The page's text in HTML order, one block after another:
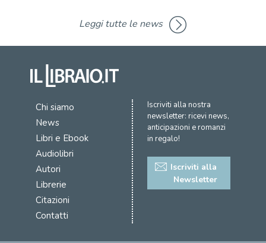
Leggi tutte le news
Chi siamo
News
Libri e Ebook
Audiolibri
Autori
Librerie
Citazioni
Contatti
Iscriviti alla nostra
newsletter: ricevi news,
anticipazioni e romanzi
in regalo!
Iscriviti alla
Newsletter